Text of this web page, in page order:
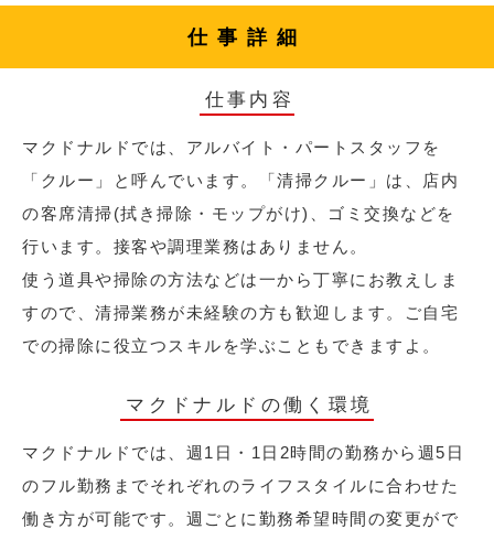
仕事詳細
仕事内容
マクドナルドでは、アルバイト・パートスタッフを
「クルー」と呼んでいます。「清掃クルー」は、店内
の客席清掃(拭き掃除・モップがけ)、ゴミ交換などを
行います。接客や調理業務はありません。
使う道具や掃除の方法などは一から丁寧にお教えしま
すので、清掃業務が未経験の方も歓迎します。ご自宅
での掃除に役立つスキルを学ぶこともできますよ。
マクドナルドの働く環境
マクドナルドでは、週1日・1日2時間の勤務から週5日
のフル勤務までそれぞれのライフスタイルに合わせた
働き方が可能です。週ごとに勤務希望時間の変更がで